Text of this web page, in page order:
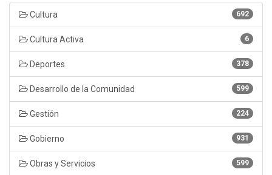
692
Cultura
6
Cultura Activa
378
Deportes
599
Desarrollo de la Comunidad
224
Gestión
931
Gobierno
599
Obras y Servicios